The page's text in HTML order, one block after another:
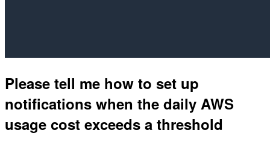
Please tell me how to set up
notifications when the daily AWS
usage cost exceeds a threshold